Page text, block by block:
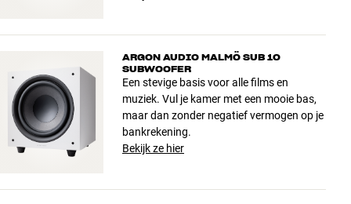
ARGON AUDIO MALMÖ SUB 10
SUBWOOFER
Een stevige basis voor alle films en
muziek. Vul je kamer met een mooie bas,
maar dan zonder negatief vermogen op je
bankrekening.
Bekijk ze hier